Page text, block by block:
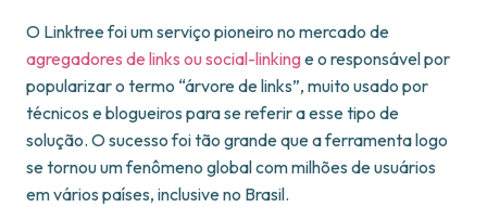
O Linktree foi um serviço pioneiro no mercado de
agregadores de links ou social-linkinge o responsável por
popularizar o termo “árvore de links”, muito usado por
técnicos e blogueiros para se referir a esse tipo de
solução. O sucesso foi tão grande que a ferramenta logo
se tornou um fenômeno global com milhões de usuários
em vários países, inclusive no Brasil.